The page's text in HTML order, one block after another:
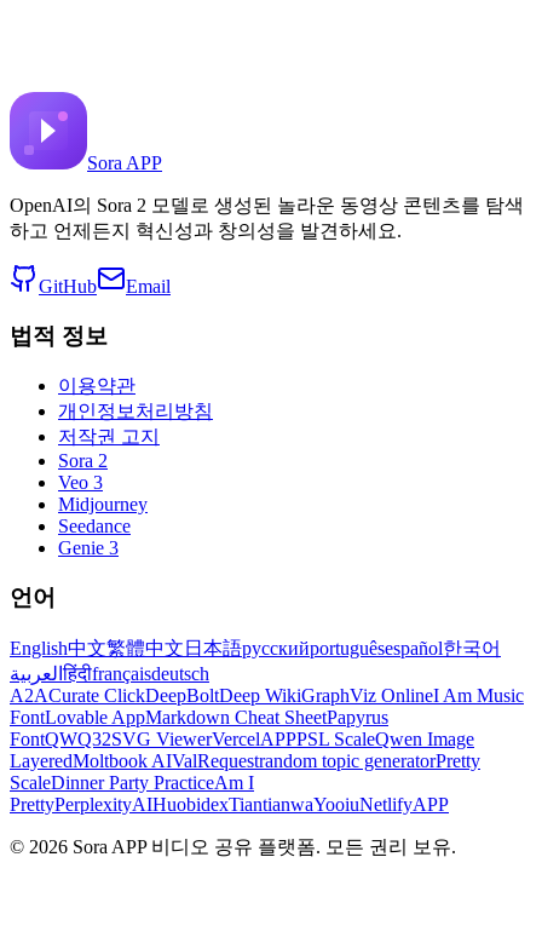
アニメ少女のニュースキャスターがニュース番組でAIニュースの解説をし
Sora APP
OpenAI의 Sora 2 모델로 생성된 놀라운 동영상 콘텐츠를 탐색
하고 언제든지 혁신성과 창의성을 발견하세요.
GitHub Email
법적 정보
이용약관
개인정보처리방침
저작권 고지
Sora 2
Veo 3
Midjourney
Seedance
Genie 3
언어
English中文繁體中文 日本語русскийportuguêsespañol한국어
العربيةहिंदीfrançaisdeutsch
A2ACurate ClickDeepBoltDeep WikiGraphViz OnlineI Am Music
FontLovable AppMarkdown Cheat SheetPapyrus
FontQWQ32SVG ViewerVercelAPPPSL ScaleQwen Image
LayeredMoltbook AIValRequestrandom topic generatorPretty
ScaleDinner Party PracticeAm I
PrettyPerplexityAIHuobidexTiantianwaYooiuNetlifyAPP
© 2026 Sora APP 비디오 공유 플랫폼. 모든 권리 보유.